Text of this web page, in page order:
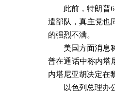
此前，特朗普6
遣部队，真主党也
的强烈不满。
美国方面消息
普在通话中称内塔
内塔尼亚胡决定在
以色列总理办